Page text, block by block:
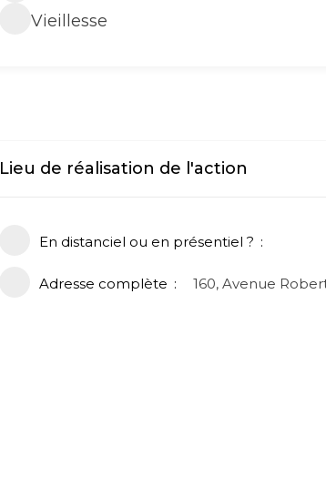
Vieillesse
Lieu de réalisation de l'action
En distanciel ou en présentiel ?
Adresse complète
160, Avenue